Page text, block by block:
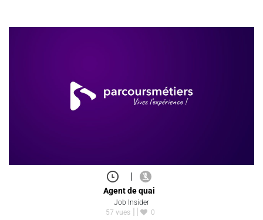
|
Agent de quai
Job Insider
57 vues
0